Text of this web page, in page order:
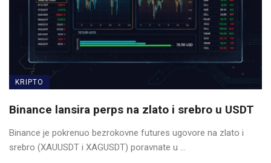
KRIPTO
Binance lansira perps na zlato i srebro u USDT
Binance je pokrenuo bezrokovne futures ugovore na zlato i
srebro (XAUUSDT i XAGUSDT) poravnate u ...